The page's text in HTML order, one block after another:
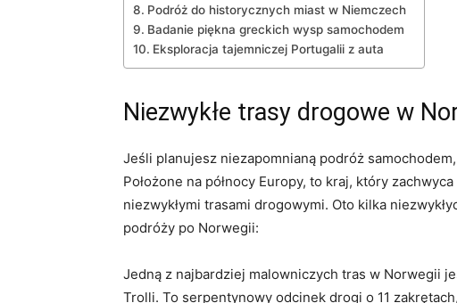
Podróż do historycznych miast w Niemczech
Badanie piękna greckich wysp samochodem
Eksploracja tajemniczej Portugalii z auta
Niezwykłe trasy drogowe w
Jeśli planujesz‌ niezapomnianą podróż
Położone ‌na północy Europy, to kraj, który
niezwykłymi trasami ‌drogowymi. Oto kilka
podróży po Norwegii:
Jedną ​z najbardziej malowniczych tras w Norwegii
Trolli. To serpentynowy odcinek drogi o 11